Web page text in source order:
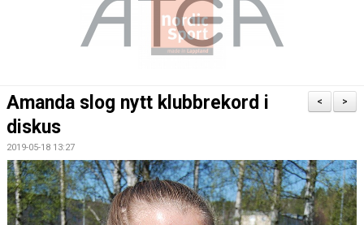
DOKUMENT
MINIORLANDSLAGET
>
<
Amanda slog nytt klubbrekord i
diskus
2019-05-18 13:27